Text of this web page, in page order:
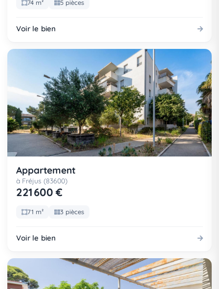
74 m² 5 pièces
Voir le bien
Appartement
à Fréjus (83600)
221 600 €
71 m² 3 pièces
Voir le bien